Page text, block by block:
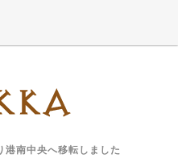
南中央へ移転しました